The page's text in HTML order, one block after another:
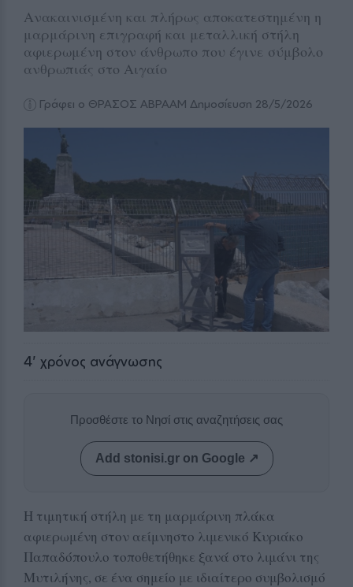
Ανακαινισμένη και πλήρως αποκατεστημένη η
μαρμάρινη επιγραφή και μεταλλική στήλη
αφιερωμένη στον άνθρωπο που έγινε σύμβολο
ανθρωπιάς στο Αιγαίο
Γράφει ο ΘΡΑΣΟΣ ΑΒΡΑΑΜ Δημοσίευση 28/5/2026
4' χρόνος ανάγνωσης
Προσθέστε το Νησί στις αναζητήσεις σας
Add stonisi.gr on Google ↗
Η τιμητική στήλη με τη μαρμάρινη πλάκα
αφιερωμένη στον αείμνηστο λιμενικό Κυριάκο
Παπαδόπουλο τοποθετήθηκε ξανά στο λιμάνι της
Μυτιλήνης, σε ένα σημείο με ιδιαίτερο συμβολισμό